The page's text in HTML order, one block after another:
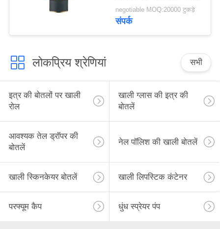
के टोपी से वाष्पीकरण से
रोकने के लिए
negotiable MOQ:20000 टुकड़े
संपर्क
लोकप्रिय श्रेणियां सभी
इत्र की बोतलों पर खाली
रोल
खाली ग्लास की इत्र की
बोतलें
आवश्यक तेल ड्रॉपर की
बोतलें
नेल पॉलिश की खाली बोतलें
खाली स्किनकेयर बोतलें खाली लिपस्टिक कंटेनर
परफ्यूम कैप धुंध स्प्रेयर पंप